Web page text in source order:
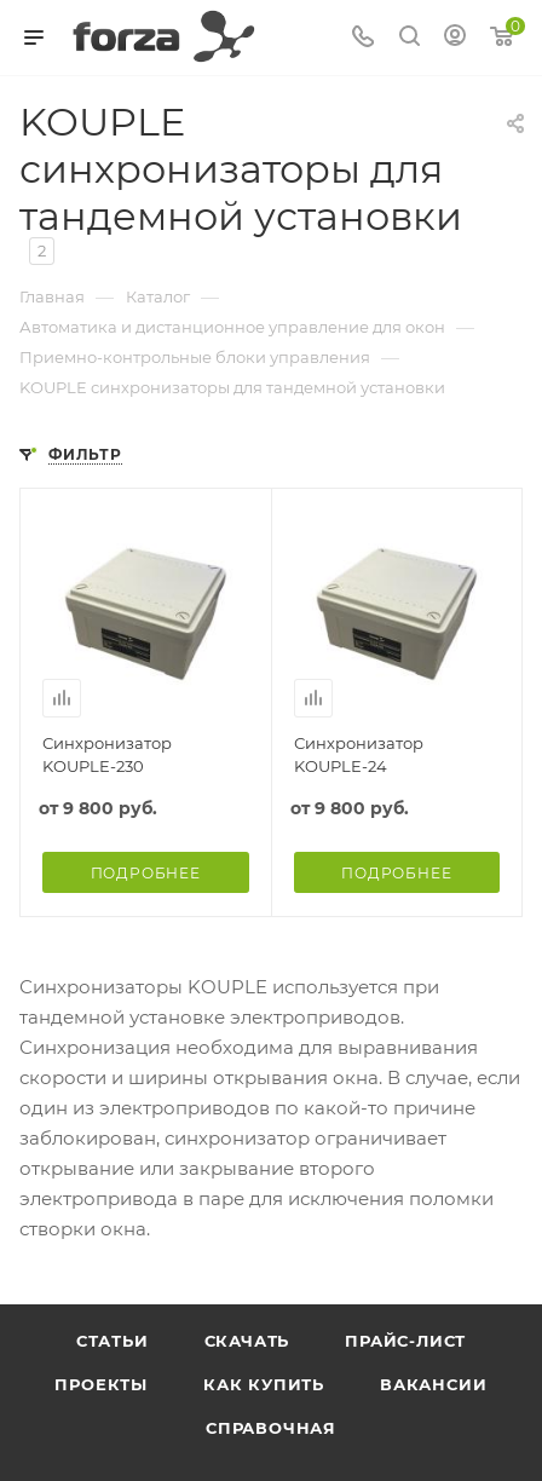
0
KOUPLE
синхронизаторы для
тандемной установки
2
Главная — Каталог —
Автоматика и дистанционное управление для окон —
Приемно-контрольные блоки управления —
KOUPLE синхронизаторы для тандемной установки
ФИЛЬТР
Синхронизатор
KOUPLE-230
от9 800 руб.
ПОДРОБНЕЕ
Синхронизатор
KOUPLE-24
от9 800 руб.
ПОДРОБНЕЕ
Синхронизаторы KOUPLE используется при
тандемной установке электроприводов.
Синхронизация необходима для выравнивания
скорости и ширины открывания окна. В случае, если
один из электроприводов по какой-то причине
заблокирован, синхронизатор ограничивает
открывание или закрывание второго
электропривода в паре для исключения поломки
створки окна.
СТАТЬИ СКАЧАТЬ ПРАЙС-ЛИСТ
ПРОЕКТЫ КАК КУПИТЬ ВАКАНСИИ
СПРАВОЧНАЯ